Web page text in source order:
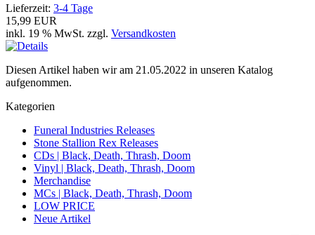
Lieferzeit: 3-4 Tage
15,99 EUR
inkl. 19 % MwSt. zzgl. Versandkosten
Diesen Artikel haben wir am 21.05.2022 in unseren Katalog
aufgenommen.
Kategorien
Funeral Industries Releases
Stone Stallion Rex Releases
CDs | Black, Death, Thrash, Doom
Vinyl | Black, Death, Thrash, Doom
Merchandise
MCs | Black, Death, Thrash, Doom
LOW PRICE
Neue Artikel